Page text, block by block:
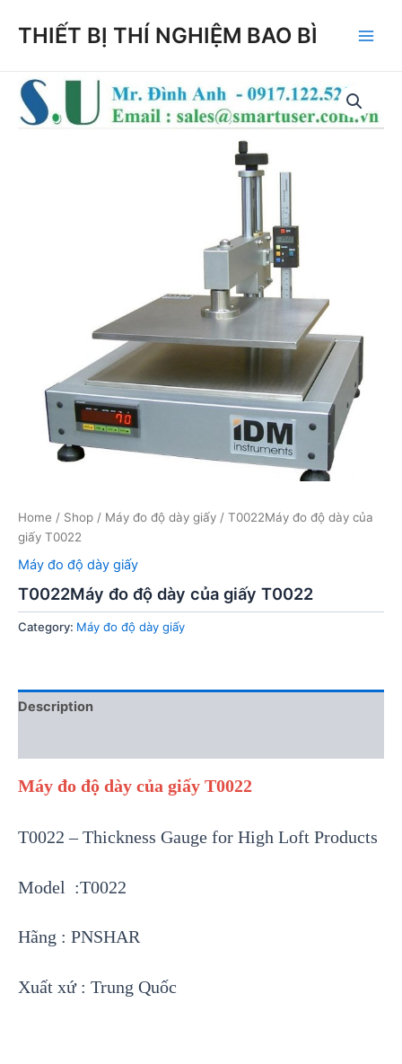
THIẾT BỊ THÍ NGHIỆM BAO BÌ
Home / Shop / Máy đo độ dày giấy / T0022Máy đo độ dày của
giấy T0022
Máy đo độ dày giấy
T0022Máy đo độ dày của giấy T0022
Category: Máy đo độ dày giấy
Description
Máy đo độ dày của giấy T0022
T0022 – Thickness Gauge for High Loft Products
Model :T0022
Hãng : PNSHAR
Xuất xứ : Trung Quốc